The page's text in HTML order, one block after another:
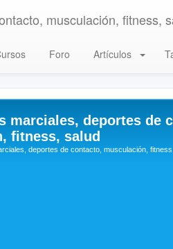
musculación, fitness,
Foro Artículos
marciales, deportes de
fitness, salud
deportes de contacto, musculación,